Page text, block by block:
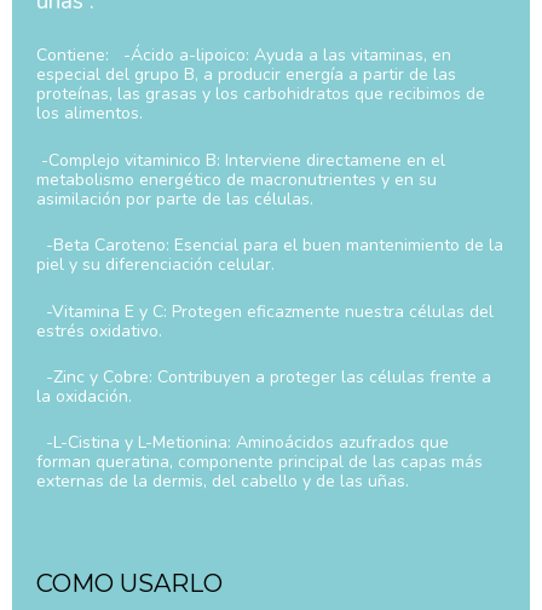
Contiene: -Ácido a-lipoico: Ayuda a las vitaminas, en
especial del grupo B, a producir energía a partir de las
proteínas, las grasas y los carbohidratos que recibimos de
los alimentos.
-Complejo vitaminico B: Interviene directamene en el
metabolismo energético de macronutrientes y en su
asimilación por parte de las células.
-Beta Caroteno: Esencial para el buen mantenimiento de la
piel y su diferenciación celular.
-Vitamina E y C: Protegen eficazmente nuestra células del
estrés oxidativo.
-Zinc y Cobre: Contribuyen a proteger las células frente a
la oxidación.
-L-Cistina y L-Metionina: Aminoácidos azufrados que
forman queratina, componente principal de las capas más
externas de la dermis, del cabello y de las uñas.
COMO USARLO